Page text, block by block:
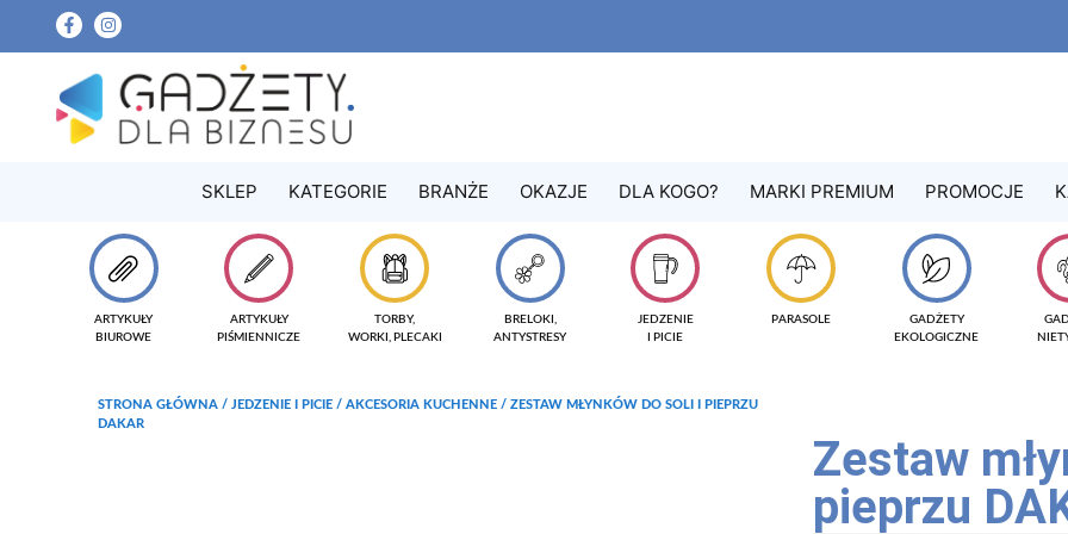
SKLEP KATEGORIE BRANŻE OKAZJE DLA KOGO? MARKI PREMIUM PROMOCJE
ARTYKUŁY
BIUROWE
ARTYKUŁY
PIŚMIENNICZE
TORBY,
WORKI, PLECAKI
BRELOKI,
ANTYSTRESY
JEDZENIE
I PICIE
PARASOLE
GADŻETY
EKOLOGICZNE
STRONA GŁÓWNA / JEDZENIE I PICIE / AKCESORIA KUCHENNE / ZESTAW MŁYNKÓW DO SOLI I PIEPRZU
DAKAR
Zestaw
pieprzu